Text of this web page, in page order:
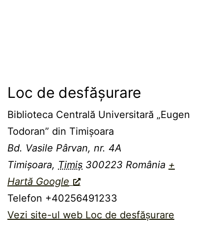
Loc de desfășurare
Biblioteca Centrală Universitară „Eugen
Todoran” din Timişoara
Bd. Vasile Pârvan, nr. 4A
Timișoara, Timiș 300223 România +
Hartă Google
Telefon +40256491233
Vezi site-ul web Loc de desfășurare